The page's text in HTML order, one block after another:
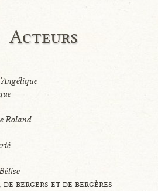
Acteurs
Roland
bergers et de bergères